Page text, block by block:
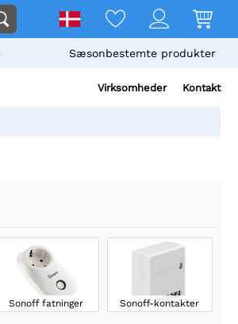
Sæsonbestemte produkter
Virksomheder Kontakt
Sonoff fatninger Sonoff-kontakter